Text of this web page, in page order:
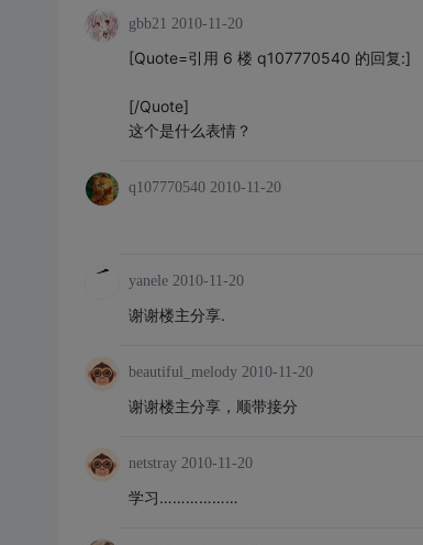
gbb21 2010-11-20
[Quote=引用 6 楼 q107770540 的回复:]
[/Quote]
这个是什么表情？
q107770540 2010-11-20
yanele 2010-11-20
谢谢楼主分享.
beautiful_melody 2010-11-20
谢谢楼主分享，顺带接分
netstray 2010-11-20
学习………………